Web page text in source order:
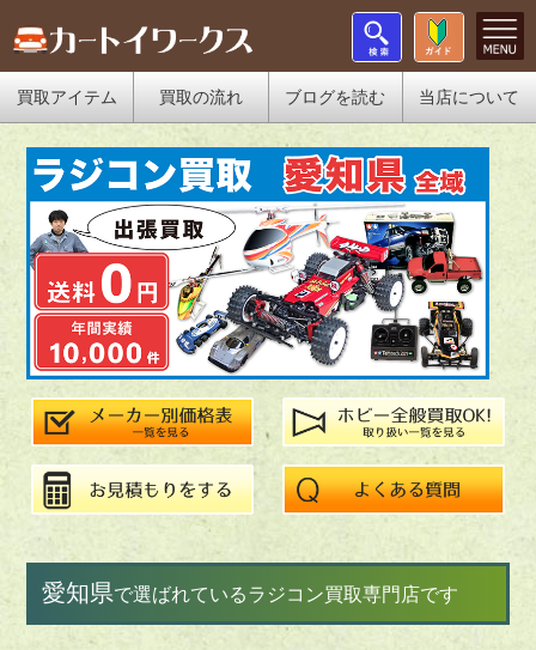
買取アイテム 買取の流れ ブログを読む 当店について
愛知県で選ばれているラジコン買取専門店です